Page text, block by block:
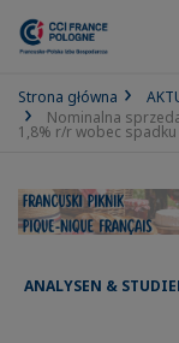
Strona główna
Nominalna
1,8% r/r wobec
ANALYSEN &